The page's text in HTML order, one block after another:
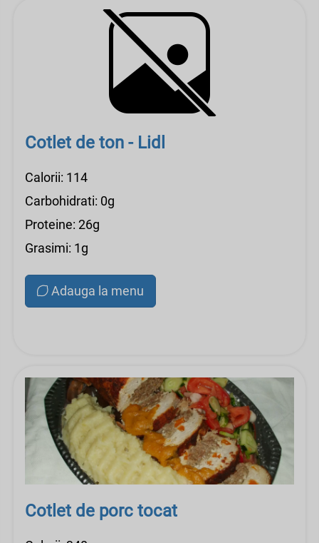
Cotlet de ton - Lidl
Calorii: 114
Carbohidrati: 0g
Proteine: 26g
Grasimi: 1g
Adauga la menu
Cotlet de porc tocat